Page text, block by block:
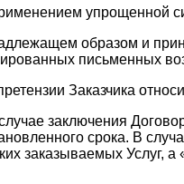
упрощенной
образом и
письменных
Заказчика
заключения
срока. В
заказываемых Услуг,